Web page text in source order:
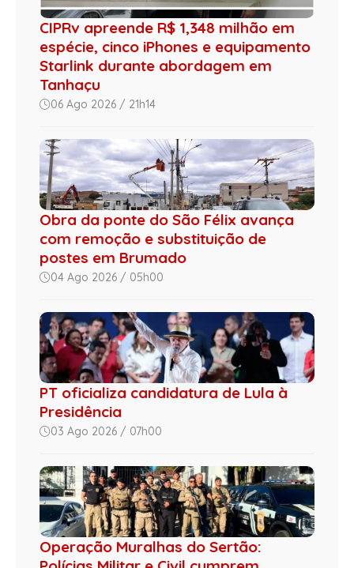
CIPRv apreende R$ 1,348 milhão em
espécie, cinco iPhones e equipamento
Starlink durante abordagem em
Tanhaçu
06 Ago 2026 / 21h14
Obra da ponte do São Félix avança
com remoção e substituição de
postes em Brumado
04 Ago 2026 / 05h00
PT oficializa candidatura de Lula à
Presidência
03 Ago 2026 / 07h00
Operação Muralhas do Sertão: